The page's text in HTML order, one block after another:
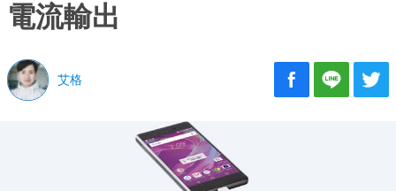
電流輸出
艾格